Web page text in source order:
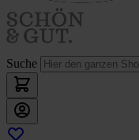
Suche